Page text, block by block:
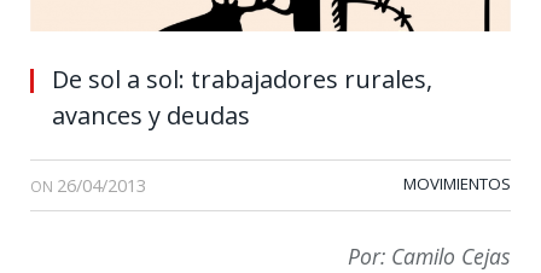
De sol a sol: trabajadores rurales,
avances y deudas
ON 26/04/2013 MOVIMIENTOS
Por: Camilo Cejas